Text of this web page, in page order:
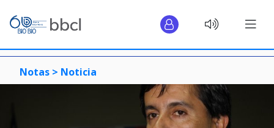
Notas > Noticia